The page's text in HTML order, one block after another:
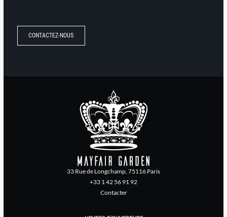
CONTACTEZ-NOUS
33 Rue de Longchamp, 75116 Paris
+33 1 42 56 91 92
Contacter